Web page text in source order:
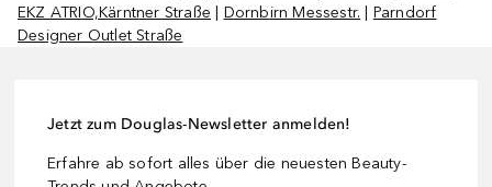
EKZ ATRIO,Kärntner Straße
Dornbirn Messestr.
Parndorf
Designer Outlet Straße
Jetzt zum Douglas-Newsletter anmelden!
Erfahre ab sofort alles über die neuesten Beauty-